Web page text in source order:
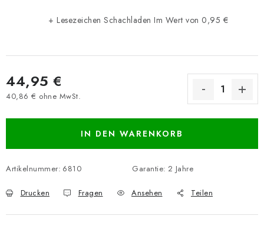
+ Lesezeichen Schachladen Im Wert von 0,95 €
44,95 €
40,86 € ohne MwSt.
IN DEN WARENKORB
Artikelnummer: 6810 Garantie: 2 Jahre
Drucken Fragen Ansehen Teilen